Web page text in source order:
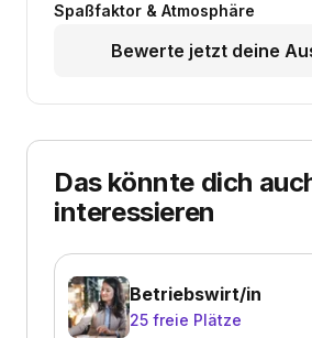
Spaßfaktor & Atmosphäre
Bewerte jetzt deine
Das könnte dich
interessieren
Betriebswirt/in
25 freie Plätze